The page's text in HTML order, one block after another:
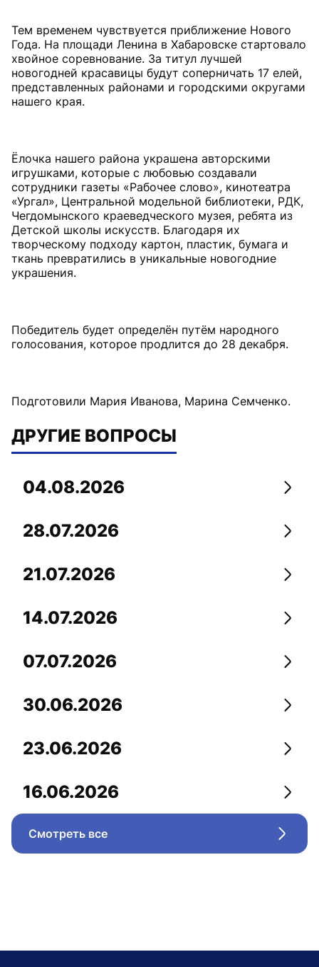
Тем временем чувствуется приближение Нового
Года. На площади Ленина в Хабаровске стартовало
хвойное соревнование. За титул лучшей
новогодней красавицы будут соперничать 17 елей,
представленных районами и городскими округами
нашего края.
Ёлочка нашего района украшена авторскими
игрушками, которые с любовью создавали
сотрудники газеты «Рабочее слово», кинотеатра
«Ургал», Центральной модельной библиотеки, РДК,
Чегдомынского краеведческого музея, ребята из
Детской школы искусств. Благодаря их
творческому подходу картон, пластик, бумага и
ткань превратились в уникальные новогодние
украшения.
Победитель будет определён путём народного
голосования, которое продлится до 28 декабря.
Подготовили Мария Иванова, Марина Семченко.
ДРУГИЕ ВОПРОСЫ
04.08.2026
28.07.2026
21.07.2026
14.07.2026
07.07.2026
30.06.2026
23.06.2026
16.06.2026
Смотреть все